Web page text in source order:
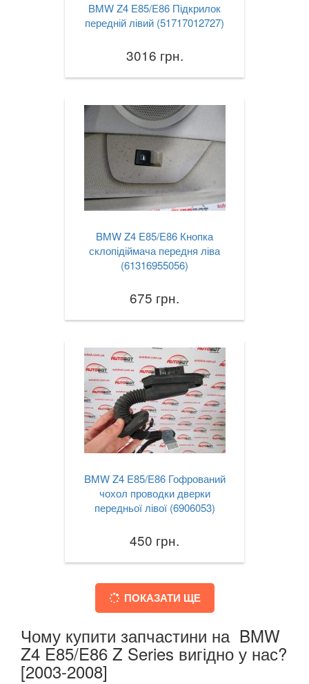
BMW Z4 E85/E86 Підкрилок
передній лівий (51717012727)
3016 грн.
BMW Z4 E85/E86 Кнопка
склопідіймача передня ліва
(61316955056)
675 грн.
BMW Z4 E85/E86 Гофрований
чохол проводки дверки
передньої лівої (6906053)
450 грн.
ПОКАЗАТИ ЩЕ
Чому купити запчастини на BMW
Z4 E85/E86 Z Series вигідно у нас?
[2003-2008]